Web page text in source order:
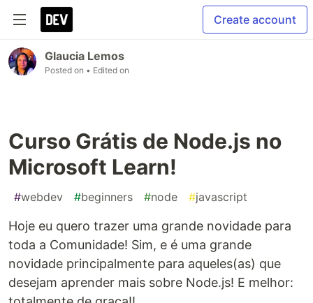
Create account
Glaucia Lemos
Posted on • Edited on
Curso Grátis de Node.js no
Microsoft Learn!
#webdev #beginners #node #javascript
Hoje eu quero trazer uma grande novidade para
toda a Comunidade! Sim, e é uma grande
novidade principalmente para aqueles(as) que
desejam aprender mais sobre Node.js! E melhor: